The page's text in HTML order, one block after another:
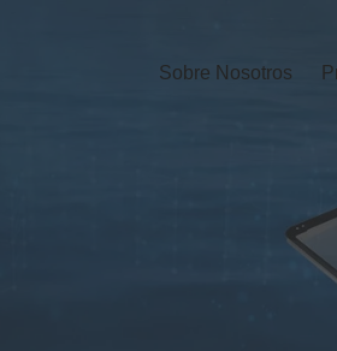
Sobre Nosotros